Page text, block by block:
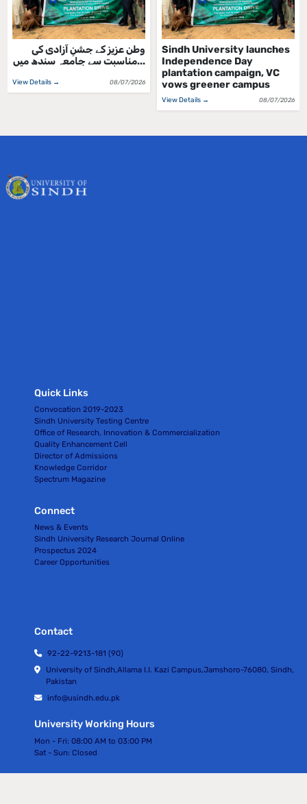
وطن عزیز کے جشنِ آزادی کی
مناسبت سے جامعہ سندھ میں...
View Details → 08/07/2026
Sindh University launches
Independence Day
plantation campaign, VC
vows greener campus
View Details → 08/07/2026
Quick Links
Convocation 2019-2023
Sindh University Testing Centre
Office of Research, Innovation & Commercialization
Quality Enhancement Cell
Director of Admissions
Knowledge Corridor
Spectrum Magazine
Connect
News & Events
Sindh University Research Journal Online
Prospectus 2024
Career Opportunities
Contact
92-22-9213-181 (90)
University of Sindh,Allama I.I. Kazi Campus,Jamshoro-76080, Sindh,
Pakistan
info@usindh.edu.pk
University Working Hours
Mon - Fri: 08:00 AM to 03:00 PM
Sat - Sun: Closed